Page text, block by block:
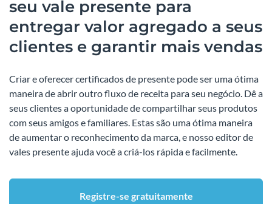
seu vale presente para
entregar valor agregado a seus
clientes e garantir mais vendas
Criar e oferecer certificados de presente pode ser uma ótima
maneira de abrir outro fluxo de receita para seu negócio. Dê a
seus clientes a oportunidade de compartilhar seus produtos
com seus amigos e familiares. Estas são uma ótima maneira
de aumentar o reconhecimento da marca, e nosso editor de
vales presente ajuda você a criá-los rápida e facilmente.
Registre-se gratuitamente